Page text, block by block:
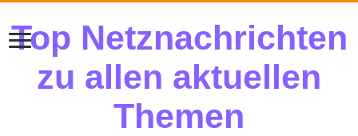
Top Netznachrichten
zu allen aktuellen
Themen